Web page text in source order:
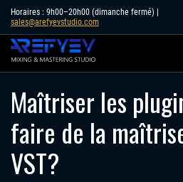
Skip
content
Horaires : 9h00–20h00 (dimanche fermé) |
sales@arefyevstudio.com
Maîtriser les
faire de la
VST?